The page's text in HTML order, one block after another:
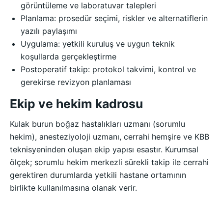
görüntüleme ve laboratuvar talepleri
Planlama: prosedür seçimi, riskler ve alternatiflerin
yazılı paylaşımı
Uygulama: yetkili kuruluş ve uygun teknik
koşullarda gerçekleştirme
Postoperatif takip: protokol takvimi, kontrol ve
gerekirse revizyon planlaması
Ekip ve hekim kadrosu
Kulak burun boğaz hastalıkları uzmanı (sorumlu
hekim), anesteziyoloji uzmanı, cerrahi hemşire ve KBB
teknisyeninden oluşan ekip yapısı esastır. Kurumsal
ölçek; sorumlu hekim merkezli sürekli takip ile cerrahi
gerektiren durumlarda yetkili hastane ortamının
birlikte kullanılmasına olanak verir.